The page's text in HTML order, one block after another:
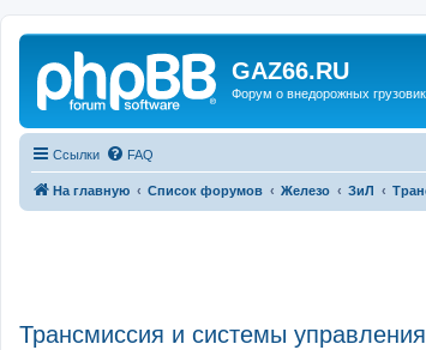
GAZ66.RU
Форум о внедорожных
Ссылки FAQ
На главную Список форумов Железо ЗиЛ
Трансмиссия и системы управления